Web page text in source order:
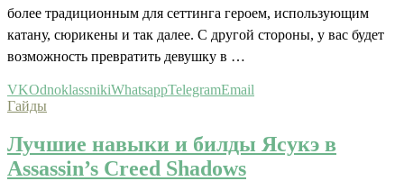
более традиционным для сеттинга героем, использующим
катану, сюрикены и так далее. С другой стороны, у вас будет
возможность превратить девушку в …
VKOdnoklassnikiWhatsappTelegramEmail
Гайды
Лучшие навыки и билды Ясукэ в
Assassin’s Creed Shadows